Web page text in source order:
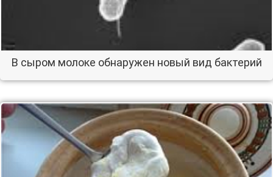
В сыром молоке обнаружен новый вид бактерий